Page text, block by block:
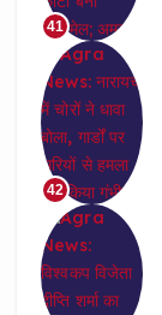
41
42